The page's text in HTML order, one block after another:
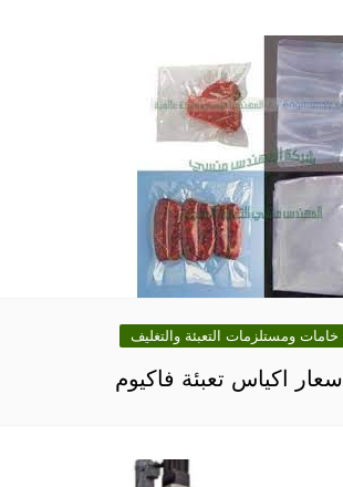
خامات ومستلزمات التعبئة والتغليف
اسعار اكياس تعبئة فاكيوم